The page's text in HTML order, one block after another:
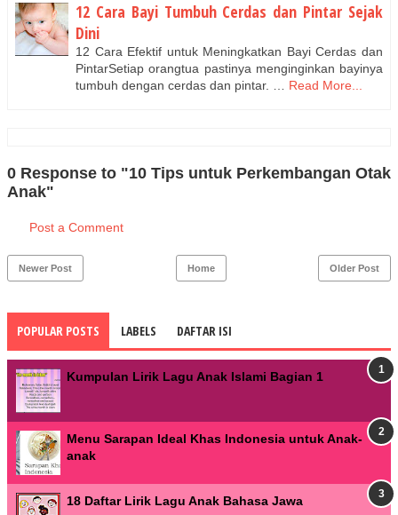
12 Cara Bayi Tumbuh Cerdas dan Pintar Sejak
Dini
12 Cara Efektif untuk Meningkatkan Bayi Cerdas dan
PintarSetiap orangtua pastinya menginginkan bayinya
tumbuh dengan cerdas dan pintar. … Read More...
0 Response to "10 Tips untuk Perkembangan Otak
Anak"
Post a Comment
Newer Post Older Post
Home
POPULAR POSTS LABELS DAFTAR ISI
Kumpulan Lirik Lagu Anak Islami Bagian 1
Menu Sarapan Ideal Khas Indonesia untuk Anak-
anak
18 Daftar Lirik Lagu Anak Bahasa Jawa